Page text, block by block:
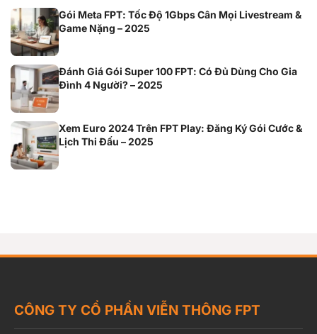
Gói Meta FPT: Tốc Độ 1Gbps Cân Mọi Livestream &
Game Nặng – 2025
Đánh Giá Gói Super 100 FPT: Có Đủ Dùng Cho Gia
Đình 4 Người? – 2025
Xem Euro 2024 Trên FPT Play: Đăng Ký Gói Cước &
Lịch Thi Đấu – 2025
CÔNG TY CỔ PHẦN VIỄN THÔNG FPT